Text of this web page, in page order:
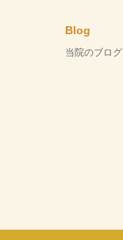
Blog
当院のブログ